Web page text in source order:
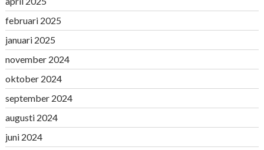
februari 2025
januari 2025
november 2024
oktober 2024
september 2024
augusti 2024
juni 2024